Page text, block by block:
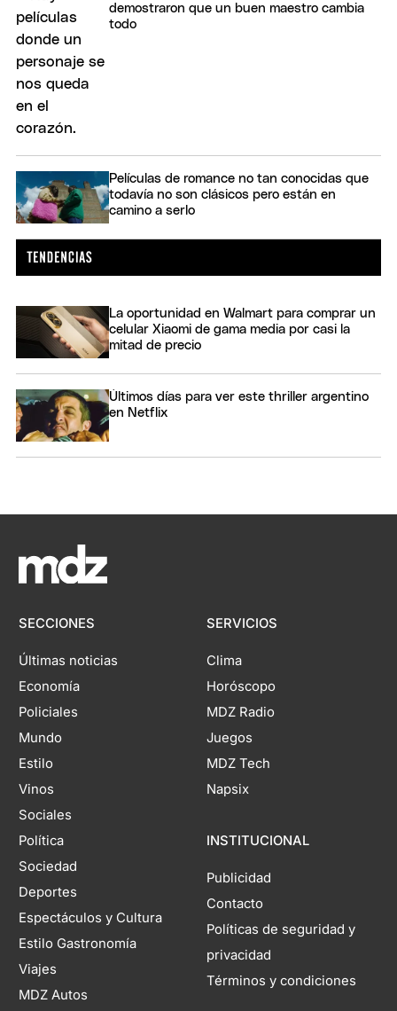
demostraron que un buen maestro cambia
todo
Películas de romance no tan conocidas que
todavía no son clásicos pero están en
camino a serlo
La oportunidad en Walmart para comprar un
celular Xiaomi de gama media por casi la
mitad de precio
Últimos días para ver este thriller argentino
en Netflix
SECCIONES
Últimas noticias
Economía
Policiales
Mundo
Estilo
Vinos
Sociales
Política
Sociedad
Deportes
Espectáculos y Cultura
Estilo Gastronomía
Viajes
MDZ Autos
SERVICIOS
Clima
Horóscopo
MDZ Radio
Juegos
MDZ Tech
Napsix
INSTITUCIONAL
Publicidad
Contacto
Políticas de seguridad y
privacidad
Términos y condiciones